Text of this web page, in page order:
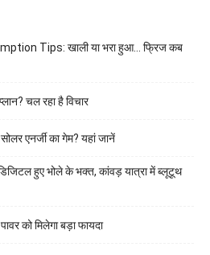
Tips: खाली या भरा हुआ… फ्रिज कब
चल रहा है विचार
एनर्जी का गेम? यहां जानें
हुए भोले के भक्त, कांवड़ यात्रा में ब्लूटूथ
को मिलेगा बड़ा फायदा